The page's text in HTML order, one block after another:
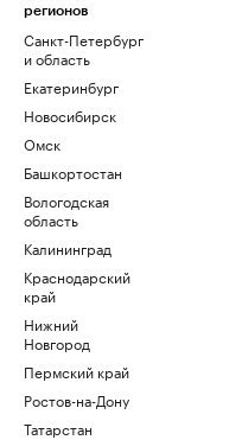
регионов
Санкт-Петербург
и область
Екатеринбург
Новосибирск
Омск
Башкортостан
Вологодская
область
Калининград
Краснодарский
край
Нижний
Новгород
Пермский край
Ростов-на-Дону
Татарстан